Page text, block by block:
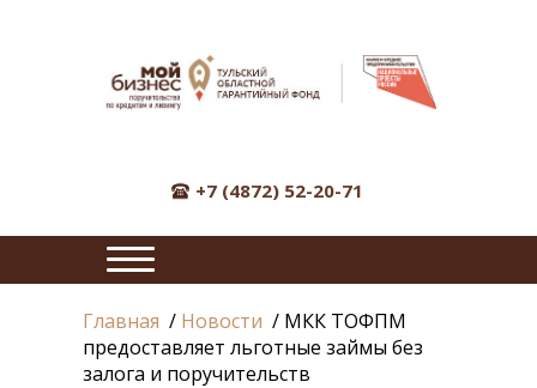
+7 (4872) 52-20-71
ПОДРОБНО
О
ПРОДУКТЕ
Главная / Новости / МКК ТОФПМ
предоставляет льготные займы без
залога и поручительств